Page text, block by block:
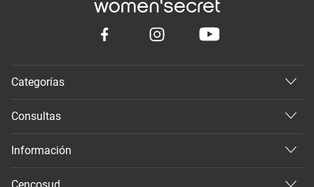
Categorías
Consultas
Información
Cencosud